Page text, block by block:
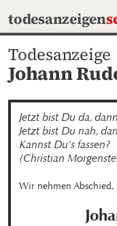
todesanzeigen
Todesanzeige
Johann
Jetzt bist Du da,
Jetzt bist Du nah,
Kannst Du's fassen?
(Christian
Wir nehmen